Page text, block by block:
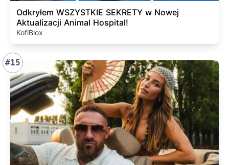
Odkryłem WSZYSTKIE SEKRETY w Nowej
Aktualizacji Animal Hospital!
KofiBlox
#15